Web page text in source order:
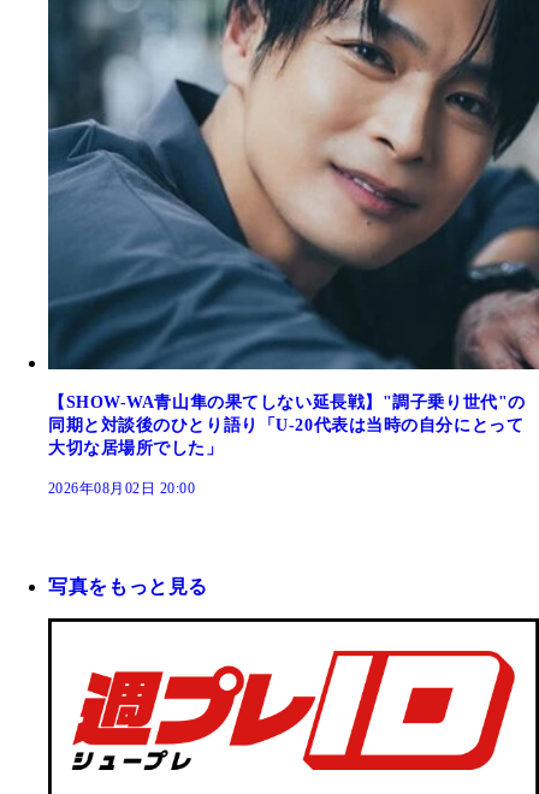
【SHOW-WA青山隼の果てしない延長戦】"調子乗り世代"の
同期と対談後のひとり語り「U-20代表は当時の自分にとって
大切な居場所でした」
2026年08月02日 20:00
写真をもっと見る